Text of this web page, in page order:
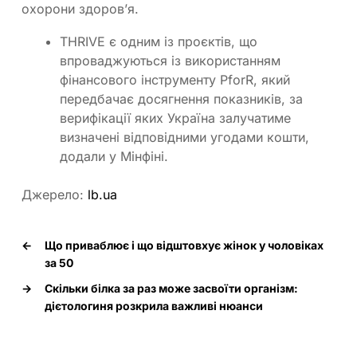
охорони здоров’я.
THRIVE є одним із проєктів, що
впроваджуються із використанням
фінансового інструменту PforR, який
передбачає досягнення показників, за
верифікації яких Україна залучатиме
визначені відповідними угодами кошти,
додали у Мінфіні.
Джерело: lb.ua
←
Що приваблює і що відштовхує жінок у чоловіках
за 50
→
Скільки білка за раз може засвоїти організм:
дієтологиня розкрила важливі нюанси